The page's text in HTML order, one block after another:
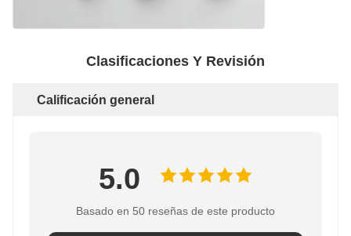
Clasificaciones Y Revisión
Calificación general
5.0
Basado en 50 reseñas de este producto